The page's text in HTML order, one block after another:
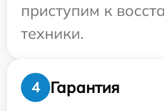
приступим к
техники.
4
Гарантия